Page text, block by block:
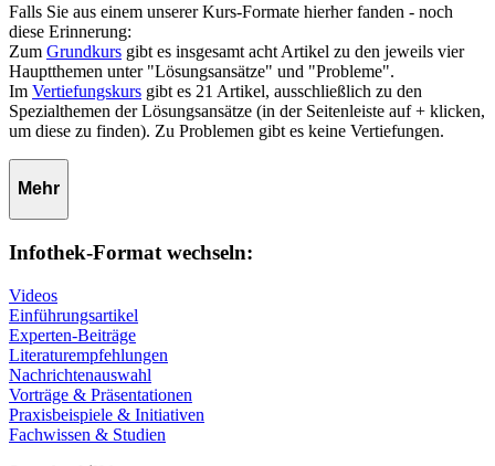
Falls Sie aus einem unserer Kurs-Formate hierher fanden - noch
diese Erinnerung:
Zum Grundkurs gibt es insgesamt acht Artikel zu den jeweils vier
Hauptthemen unter "Lösungsansätze" und "Probleme".
Im Vertiefungskurs gibt es 21 Artikel, ausschließlich zu den
Spezialthemen der Lösungsansätze (in der Seitenleiste auf + klicken,
um diese zu finden). Zu Problemen gibt es keine Vertiefungen.
Mehr
Infothek-Format wechseln:
Videos
Einführungsartikel
Experten-Beiträge
Literaturempfehlungen
Nachrichtenauswahl
Vorträge & Präsentationen
Praxisbeispiele & Initiativen
Fachwissen & Studien